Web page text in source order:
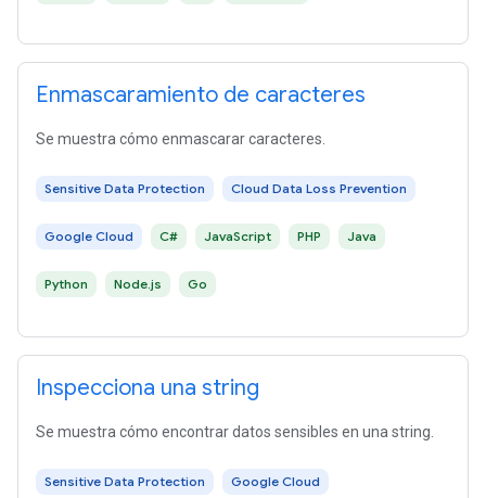
Enmascaramiento de caracteres
Se muestra cómo enmascarar caracteres.
Sensitive Data Protection Cloud Data Loss Prevention
Google Cloud C# JavaScript PHP Java
Python Node.js Go
Inspecciona una string
Se muestra cómo encontrar datos sensibles en una string.
Sensitive Data Protection Google Cloud